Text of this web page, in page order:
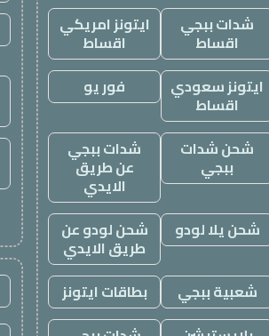
شدات ببجي
اقساط
ايتونز امريكي
اقساط
ايتونز سعودي
اقساط
فور يو
شحن شدات
ببجي
شدات ببجي
عن طريق
الايدي
شحن يلا لودو
شحن لودو عن
طريق الايدي
شعبية ببجي
بطاقات ايتونز